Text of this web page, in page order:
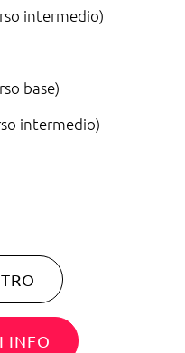
intermedio)
base)
intermedio)
INFO